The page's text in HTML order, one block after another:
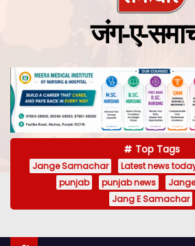
जंग-ए-
Top Tags
Jange Samachar Latest news
punjab
punjab news
Jang E Samachar